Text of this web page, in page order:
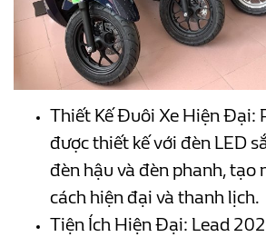
Thiết Kế Đuôi Xe Hiện Đại:
được thiết kế với đèn LED
đèn hậu và đèn phanh, tạo
cách hiện đại và thanh lịch.
Tiện Ích Hiện Đại: Lead